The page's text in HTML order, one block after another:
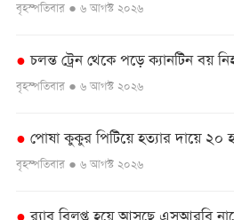
বৃহস্পতিবার ● ৬ আগস্ট ২০২৬
● চলন্ত ট্রেন থেকে পড়ে ক্যানটিন বয়
বৃহস্পতিবার ● ৬ আগস্ট ২০২৬
● পোষা কুকুর পিটিয়ে হত্যার দায়ে ২০
বৃহস্পতিবার ● ৬ আগস্ট ২০২৬